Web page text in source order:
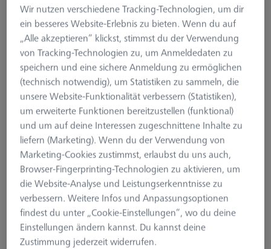
Verbindungselemente
Schlossbolzen - ohne Gewinde, AF16
Seite drucken
Übersicht
Wir nutzen verschiedene Tracking-Technologien, um dir
ein besseres Website-Erlebnis zu bieten. Wenn du auf
„Alle akzeptieren“ klickst, stimmst du der Verwendung
von Tracking-Technologien zu, um Anmeldedaten zu
speichern und eine sichere Anmeldung zu ermöglichen
(technisch notwendig), um Statistiken zu sammeln, die
unsere Website-Funktionalität verbessern (Statistiken),
um erweiterte Funktionen bereitzustellen (funktional)
und um auf deine Interessen zugeschnittene Inhalte zu
liefern (Marketing). Wenn du der Verwendung von
Marketing-Cookies zustimmst, erlaubst du uns auch,
Browser-Fingerprinting-Technologien zu aktivieren, um
die Website-Analyse und Leistungserkenntnisse zu
verbessern. Weitere Infos und Anpassungsoptionen
findest du unter „Cookie-Einstellungen“, wo du deine
Einstellungen ändern kannst. Du kannst deine
Zustimmung jederzeit widerrufen.